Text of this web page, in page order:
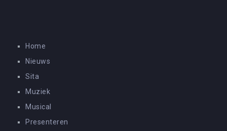
Home
Nieuws
Sita
Muziek
Musical
Presenteren